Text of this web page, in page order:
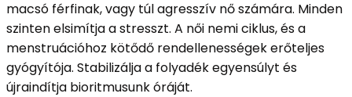
macsó férfinak, vagy túl agresszív nő számára. Minden
szinten elsimítja a stresszt. A női nemi ciklus, és a
menstruációhoz kötődő rendellenességek erőteljes
gyógyítója. Stabilizálja a folyadék egyensúlyt és
újraindítja bioritmusunk óráját.